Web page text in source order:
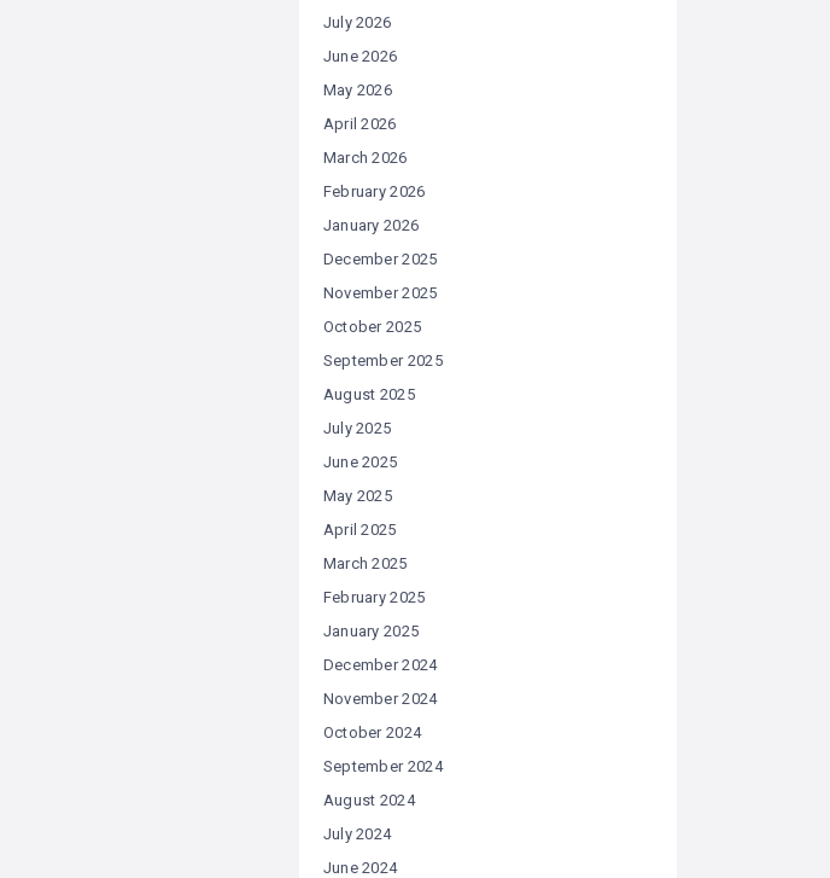
July 2026
June 2026
May 2026
April 2026
March 2026
February 2026
January 2026
December 2025
November 2025
October 2025
September 2025
August 2025
July 2025
June 2025
May 2025
April 2025
March 2025
February 2025
January 2025
December 2024
November 2024
October 2024
September 2024
August 2024
July 2024
June 2024